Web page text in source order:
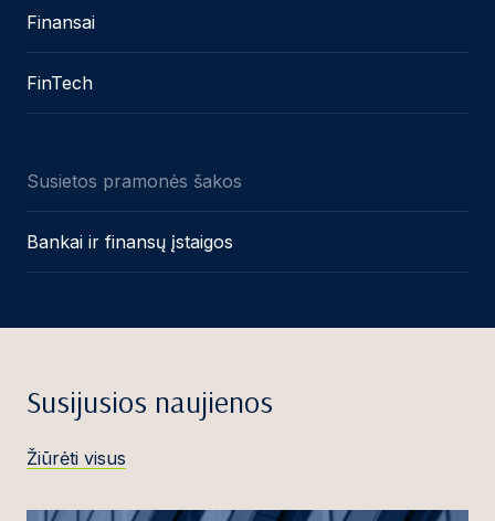
Finansai
FinTech
Susietos pramonės šakos
Bankai ir finansų įstaigos
Susijusios naujienos
Žiūrėti visus